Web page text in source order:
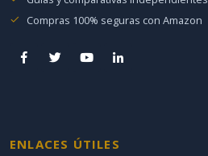
Compras 100% seguras con Amazon
ENLACES ÚTILES